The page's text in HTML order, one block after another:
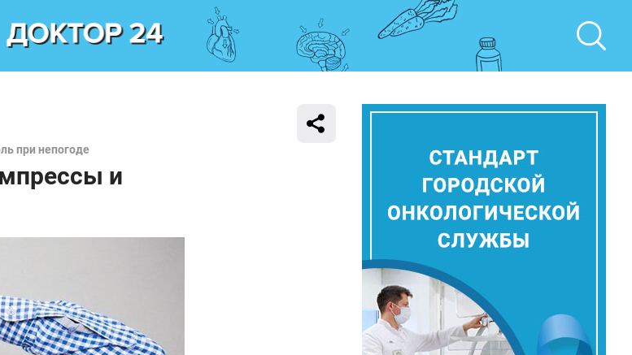
при непогоде
и